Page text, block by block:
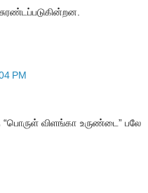
PM
விளங்கா உருண்டை” பலே